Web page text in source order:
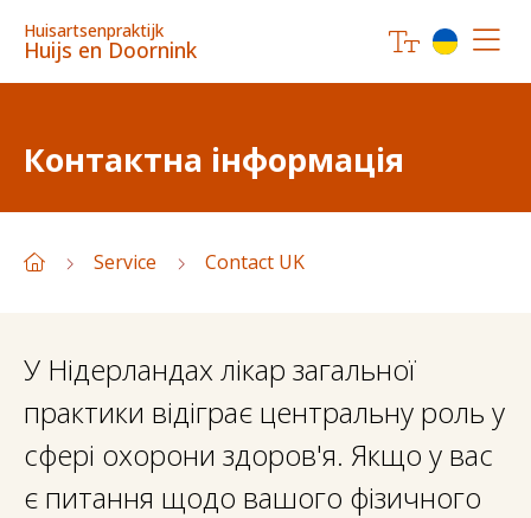
Huisartsenpraktijk
Huijs en Doornink
Контактна інформація
Service Contact UK
У Нідерландах лікар загальної
практики відіграє центральну роль у
сфері охорони здоров'я. Якщо у вас
є питання щодо вашого фізичного